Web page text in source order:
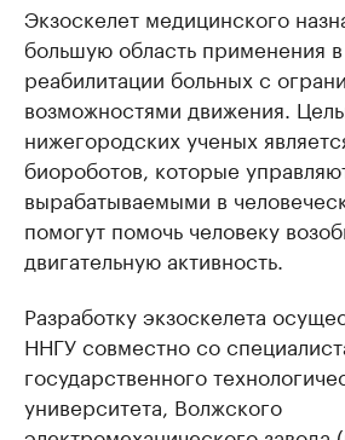
Экзоскелет медицинского
большую область применения
реабилитации больных с
возможностями движения.
нижегородских ученых
биороботов, которые
вырабатываемыми в
помогут помочь человеку
двигательную активность.
Разработку экзоскелета
ННГУ совместно со
государственного
университета, Волжского